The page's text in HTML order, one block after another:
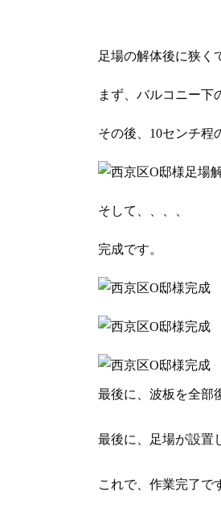
足場の解体後に狭く
まず、バルコニー
その後、10センチ程
そして、、、、
完成です。
最後に、波板を全
最後に、足場が設置
これで、作業完了で